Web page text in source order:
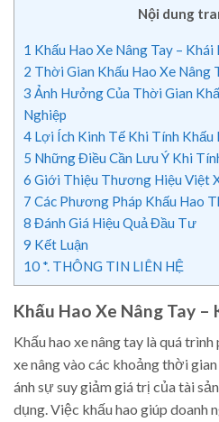
Nội dung
1 Khấu Hao Xe Nâng Tay – Khái
2 Thời Gian Khấu Hao Xe Nâng
3 Ảnh Hưởng Của Thời Gian
Nghiệp
4 Lợi Ích Kinh Tế Khi Tính Khấu
5 Những Điều Cần Lưu Ý Khi
6 Giới Thiệu Thương Hiệu Việt
7 Các Phương Pháp Khấu Hao
8 Đánh Giá Hiệu Quả Đầu Tư
9 Kết Luận
10 *. THÔNG TIN LIÊN HỆ
Khấu Hao Xe Nâng Tay –
Khấu hao xe nâng tay là quá
xe nâng vào các khoảng thời
ánh sự suy giảm giá trị của tài
dụng. Việc khấu hao giúp doanh